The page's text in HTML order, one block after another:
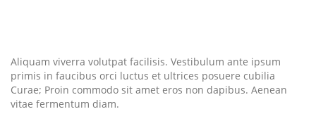
Aliquam viverra volutpat facilisis. Vestibulum ante ipsum
primis in faucibus orci luctus et ultrices posuere cubilia
Curae; Proin commodo sit amet eros non dapibus. Aenean
vitae fermentum diam.